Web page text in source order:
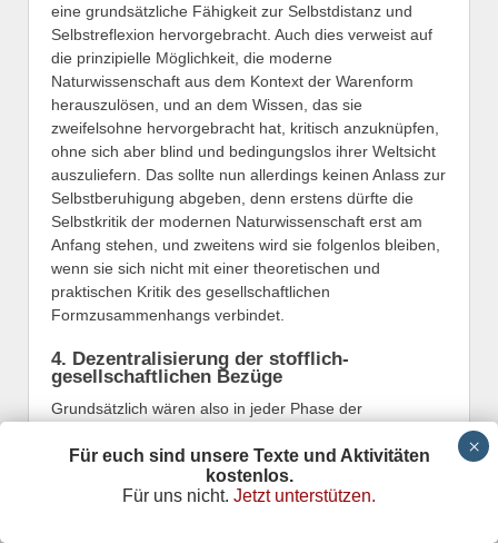
eine grundsätzliche Fähigkeit zur Selbstdistanz und
Selbstreflexion hervorgebracht. Auch dies verweist auf
die prinzipielle Möglichkeit, die moderne
Naturwissenschaft aus dem Kontext der Warenform
herauszulösen, und an dem Wissen, das sie
zweifelsohne hervorgebracht hat, kritisch anzuknüpfen,
ohne sich aber blind und bedingungslos ihrer Weltsicht
auszuliefern. Das sollte nun allerdings keinen Anlass zur
Selbstberuhigung abgeben, denn erstens dürfte die
Selbstkritik der modernen Naturwissenschaft erst am
Anfang stehen, und zweitens wird sie folgenlos bleiben,
wenn sie sich nicht mit einer theoretischen und
praktischen Kritik des gesellschaftlichen
Formzusammenhangs verbindet.
4. Dezentralisierung der stofflich-
gesellschaftlichen Bezüge
Grundsätzlich wären also in jeder Phase der
jenseits der Verwertungszwänge »alternative«
Anwendungen der gesellschaftlichen Produktivkraft
zumindest denkbar gewesen. Mit der Durchsetzung der
Für euch sind unsere Texte und Aktivitäten
kostenlos.
Für uns nicht. Jetzt unterstützen.